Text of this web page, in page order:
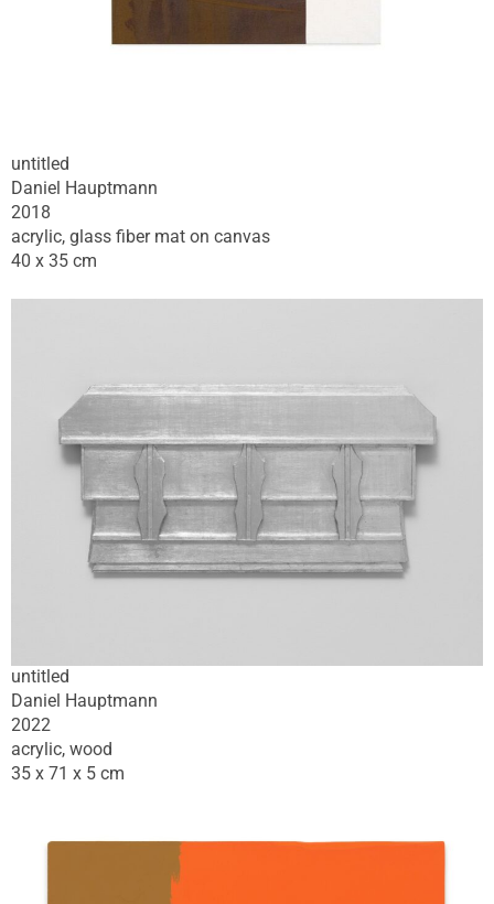
untitled
Daniel Hauptmann
2018
acrylic, glass fiber mat on canvas
40 x 35 cm
untitled
Daniel Hauptmann
2022
acrylic, wood
35 x 71 x 5 cm